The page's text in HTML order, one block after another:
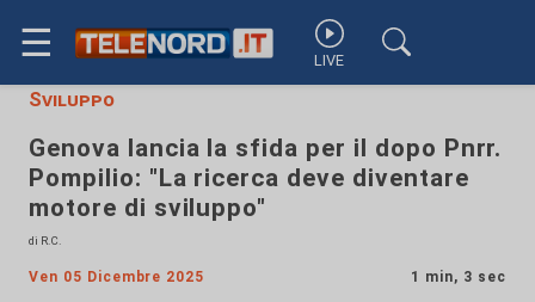
☰ LIVE
Sviluppo
Genova lancia la sfida per il dopo Pnrr.
Pompilio: "La ricerca deve diventare
motore di sviluppo"
di R.C.
Ven 05 Dicembre 2025 1 min, 3 sec